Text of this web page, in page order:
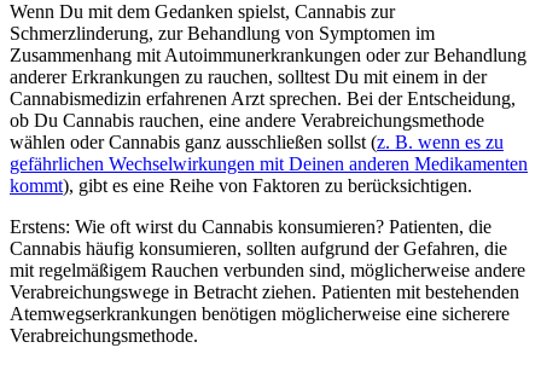
Wenn Du mit dem Gedanken spielst, Cannabis zur
Schmerzlinderung, zur Behandlung von Symptomen im
Zusammenhang mit Autoimmunerkrankungen oder zur Behandlung
anderer Erkrankungen zu rauchen, solltest Du mit einem in der
Cannabismedizin erfahrenen Arzt sprechen. Bei der Entscheidung,
ob Du Cannabis rauchen, eine andere Verabreichungsmethode
wählen oder Cannabis ganz ausschließen sollst (z. B. wenn es zu
gefährlichen Wechselwirkungen mit Deinen anderen Medikamenten
kommt), gibt es eine Reihe von Faktoren zu berücksichtigen.
Erstens: Wie oft wirst du Cannabis konsumieren? Patienten, die
Cannabis häufig konsumieren, sollten aufgrund der Gefahren, die
mit regelmäßigem Rauchen verbunden sind, möglicherweise andere
Verabreichungswege in Betracht ziehen. Patienten mit bestehenden
Atemwegserkrankungen benötigen möglicherweise eine sicherere
Verabreichungsmethode.